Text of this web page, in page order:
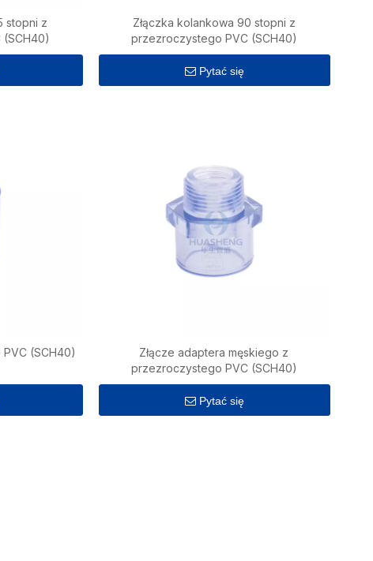
stopni z
Złączka kolankowa 90 stopni z
przezroczystego PVC (SCH40)
Pytać się
(SCH40)
Złącze adaptera męskiego z
przezroczystego PVC (SCH40)
Pytać się